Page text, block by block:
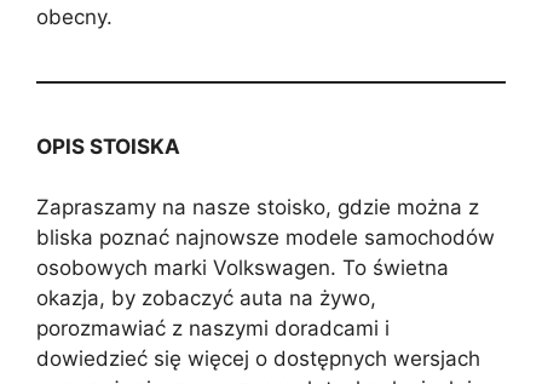
obecny.
OPIS STOISKA
Zapraszamy na nasze stoisko, gdzie można z
bliska poznać najnowsze modele samochodów
osobowych marki Volkswagen. To świetna
okazja, by zobaczyć auta na żywo,
porozmawiać z naszymi doradcami i
dowiedzieć się więcej o dostępnych wersjach